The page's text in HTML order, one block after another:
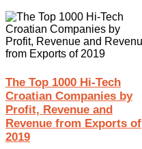
The Top 1000 Hi-Tech
Croatian Companies by
Profit, Revenue and
Revenue from Exports of
2019